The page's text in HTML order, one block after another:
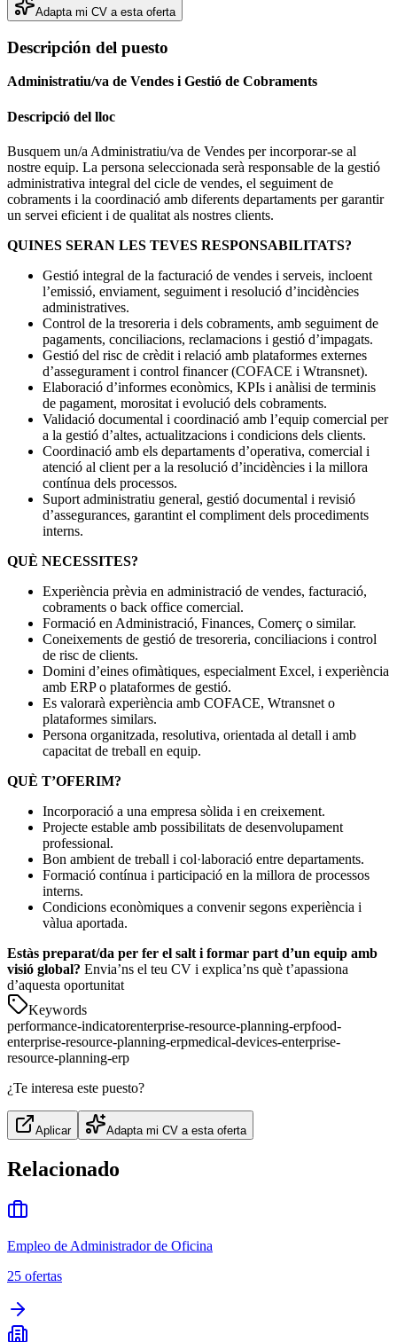
Adapta mi CV a esta oferta
Descripción del puesto
Administratiu/va de Vendes i Gestió de Cobraments
Descripció del lloc
Busquem un/a Administratiu/va de Vendes per incorporar-se al
nostre equip. La persona seleccionada serà responsable de la gestió
administrativa integral del cicle de vendes, el seguiment de
cobraments i la coordinació amb diferents departaments per garantir
un servei eficient i de qualitat als nostres clients.
QUINES SERAN LES TEVES RESPONSABILITATS?
Gestió integral de la facturació de vendes i serveis, incloent
l’emissió, enviament, seguiment i resolució d’incidències
administratives.
Control de la tresoreria i dels cobraments, amb seguiment de
pagaments, conciliacions, reclamacions i gestió d’impagats.
Gestió del risc de crèdit i relació amb plataformes externes
d’assegurament i control financer (COFACE i Wtransnet).
Elaboració d’informes econòmics, KPIs i anàlisi de terminis
de pagament, morositat i evolució dels cobraments.
Validació documental i coordinació amb l’equip comercial per
a la gestió d’altes, actualitzacions i condicions dels clients.
Coordinació amb els departaments d’operativa, comercial i
atenció al client per a la resolució d’incidències i la millora
contínua dels processos.
Suport administratiu general, gestió documental i revisió
d’assegurances, garantint el compliment dels procediments
interns.
QUÈ NECESSITES?
Experiència prèvia en administració de vendes, facturació,
cobraments o back office comercial.
Formació en Administració, Finances, Comerç o similar.
Coneixements de gestió de tresoreria, conciliacions i control
de risc de clients.
Domini d’eines ofimàtiques, especialment Excel, i experiència
amb ERP o plataformes de gestió.
Es valorarà experiència amb COFACE, Wtransnet o
plataformes similars.
Persona organitzada, resolutiva, orientada al detall i amb
capacitat de treball en equip.
QUÈ T’OFERIM?
Incorporació a una empresa sòlida i en creixement.
Projecte estable amb possibilitats de desenvolupament
professional.
Bon ambient de treball i col·laboració entre departaments.
Formació contínua i participació en la millora de processos
interns.
Condicions econòmiques a convenir segons experiència i
vàlua aportada.
Estàs preparat/da per fer el salt i formar part d’un equip amb
visió global? Envia’ns el teu CV i explica’ns què t’apassiona
d’aquesta oportunitat
Keywords
performance-indicatorenterprise-resource-planning-erpfood-
enterprise-resource-planning-erpmedical-devices-enterprise-
resource-planning-erp
¿Te interesa este puesto?
Aplicar Adapta mi CV a esta oferta
Relacionado
Empleo de Administrador de Oficina
25 ofertas